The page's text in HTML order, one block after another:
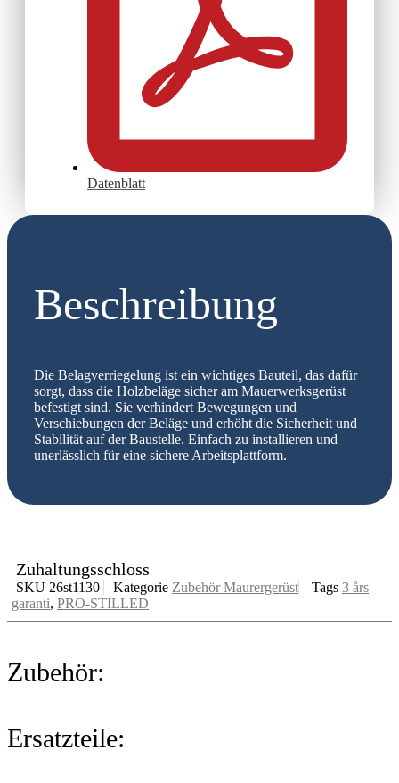
Datenblatt
Beschreibung
Die Belagverriegelung ist ein wichtiges Bauteil, das dafür
sorgt, dass die Holzbeläge sicher am Mauerwerksgerüst
befestigt sind. Sie verhindert Bewegungen und
Verschiebungen der Beläge und erhöht die Sicherheit und
Stabilität auf der Baustelle. Einfach zu installieren und
unerlässlich für eine sichere Arbeitsplattform.
Zuhaltungsschloss
SKU 26st1130 Kategorie Zubehör Maurergerüst Tags 3 års
garanti, PRO-STILLED
Zubehör:
Ersatzteile: